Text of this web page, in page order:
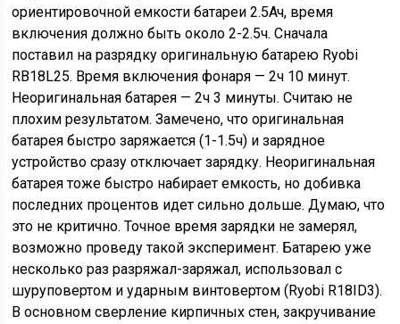
ориентировочной емкости батареи 2.5Ач, время
включения должно быть около 2-2.5ч. Сначала
поставил на разрядку оригинальную батарею Ryobi
RB18L25. Время включения фонаря — 2ч 10 минут.
Неоригинальная батарея — 2ч 3 минуты. Считаю не
плохим результатом. Замечено, что оригинальная
батарея быстро заряжается (1-1.5ч) и зарядное
устройство сразу отключает зарядку. Неоригинальная
батарея тоже быстро набирает емкость, но добивка
последних процентов идет сильно дольше. Думаю, что
это не критично. Точное время зарядки не замерял,
возможно проведу такой эксперимент. Батарею уже
несколько раз разряжал-заряжал, использовал с
шуруповертом и ударным винтовертом (Ryobi R18ID3).
В основном сверление кирпичных стен, закручивание